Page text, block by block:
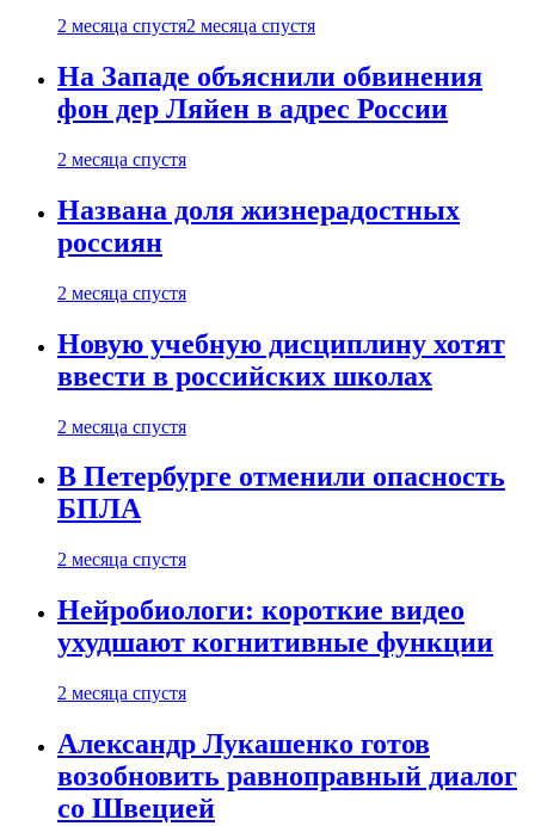
2 месяца спустя2 месяца спустя
На Западе объяснили обвинения
фон дер Ляйен в адрес России
2 месяца спустя
Названа доля жизнерадостных
россиян
2 месяца спустя
Новую учебную дисциплину хотят
ввести в российских школах
2 месяца спустя
В Петербурге отменили опасность
БПЛА
2 месяца спустя
Нейробиологи: короткие видео
ухудшают когнитивные функции
2 месяца спустя
Александр Лукашенко готов
возобновить равноправный диалог
со Швецией